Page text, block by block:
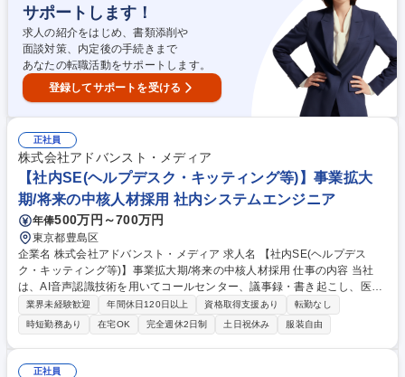
サポートします！
求人の紹介をはじめ、書類添削や
面談対策、内定後の手続きまで
あなたの転職活動をサポートします。
登録してサポートを受ける
正社員
株式会社アドバンスト・メディア
【社内SE(ヘルプデスク・キッティング等)】事業拡大
期/将来の中核人材採用 社内システムエンジニア
年俸500万円～700万円
東京都豊島区
企業名 株式会社アドバンスト・メディア 求人名 【社内SE(ヘルプデス
ク・キッティング等)】事業拡大期/将来の中核人材採用 仕事の内容 当社
は、AI音声認識技術を用いてコールセンター、議事録・書き起こし、医療
など様々な分野で音声認識技術を中心とした自社製品を販売しています。
※当社で社内向けITシステム運用・ITサポートをお任せします。 システム
運用に関する業務、ITサポート業務を担当いただきます。 ＜具体的には＞
■社内ヘルプデスク業務（問い合わせ対応、トラブルシューティング）■P
C／スマートフォン等のモバイル機器の手配・キッティング、アカウント
業界未経験歓迎 年間休日120日以上 資格取得支援あり
転勤なし
時短勤務あり
在宅OK 完全週休2日制 土日祝休み 服装自由
正社員